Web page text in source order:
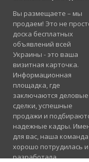
Вы размещаете – мы
продаем! Это не
доска бесплатных
объявлений всей
Украины - это ваша
визитная карточка.
Информационная
площадка, где
заключаются деловые
сделки, успешные
продажи и
надежные кадры.
для вас, наша команда
хорошо потрудилась и
разработала